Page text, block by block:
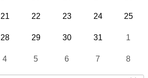
21 22 23 24 25
28 29 30 31 1
4 5 6 7 8